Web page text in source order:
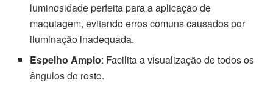
luminosidade perfeita para a aplicação de
maquiagem, evitando erros comuns causados por
iluminação inadequada.
Espelho Amplo: Facilita a visualização de todos os
ângulos do rosto.